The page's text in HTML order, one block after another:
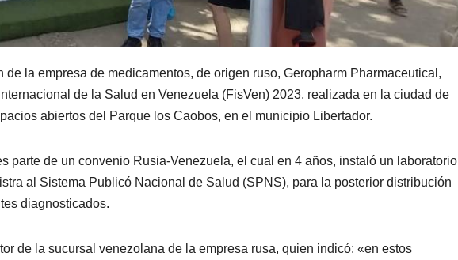
de la empresa de medicamentos, de origen ruso, Geropharm Pharmaceutical,
de la Salud en Venezuela (FisVen) 2023, realizada en la ciudad de
abiertos del Parque los Caobos, en el municipio Libertador.
parte de un convenio Rusia-Venezuela, el cual en 4 años, instaló un laboratorio
al Sistema Publicó Nacional de Salud (SPNS), para la posterior distribución
diagnosticados.
de la sucursal venezolana de la empresa rusa, quien indicó: «en estos